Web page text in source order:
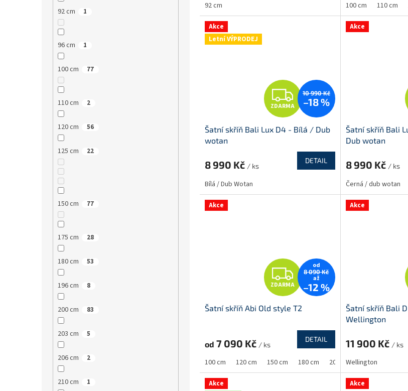
92 cm 1
96 cm 1
100 cm 77
110 cm 2
120 cm 56
125 cm 22
150 cm 77
175 cm 28
180 cm 53
196 cm 8
200 cm 83
203 cm 5
206 cm 2
210 cm 1
92 cm 100 cm 110 cm
Akce
Letní VÝPRODEJ
Z
D
A
R
A
ZDARMA
10 990 Kč
–18 %
Šatní skříň Bali Lux D4 - Bílá / Dub
wotan
8 990 Kč / ks
DETAIL
Bílá / Dub Wotan
Akce
Šatní skříň Bali
Dub wotan
8 990 Kč / ks
Černá / dub wotan
Akce
Z
D
A
R
M
A
ZDARMA
od
8 090 Kč
až
–12 %
Šatní skříň Abi Old style T2
od 7 090 Kč / ks
DETAIL
100 cm 120 cm 150 cm 180 cm 200 cm 250 cm
Akce
Šatní skříň Bali
Wellington
11 900 Kč / ks
Wellington
Akce
Akce